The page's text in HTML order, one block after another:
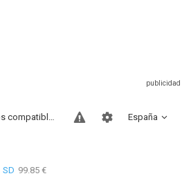
España
Sitios compatibles
SD 99.85 €